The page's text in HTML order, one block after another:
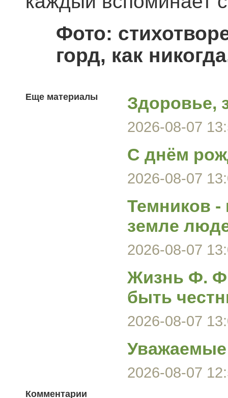
Фото:
горд, как
Еще материалы Здоровье,
2026-08-07
С днём
2026-08-07
Темников
земле
2026-08-07
Жизнь Ф.
быть
2026-08-07
Уважаемые
2026-08-07
Комментарии